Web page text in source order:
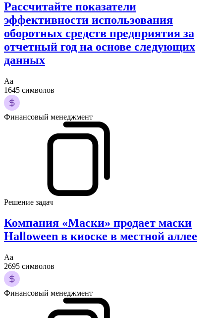
Рассчитайте показатели
эффективности использования
оборотных средств предприятия за
отчетный год на основе следующих
данных
Аа
1645 символов
Финансовый менеджмент
Решение задач
Компания «Маски» продает маски
Halloween в киоске в местной аллее
Аа
2695 символов
Финансовый менеджмент